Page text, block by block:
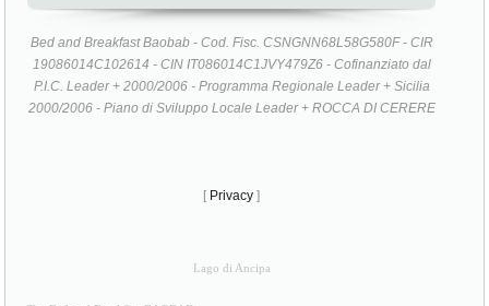
Bed and Breakfast Baobab - Cod. Fisc. CSNGNN68L58G580F - CIR
19086014C102614 - CIN IT086014C1JVY479Z6 - Cofinanziato dal
P.I.C. Leader + 2000/2006 - Programma Regionale Leader + Sicilia
2000/2006 - Piano di Sviluppo Locale Leader + ROCCA DI CERERE
[ Privacy ]
Lago di Ancipa